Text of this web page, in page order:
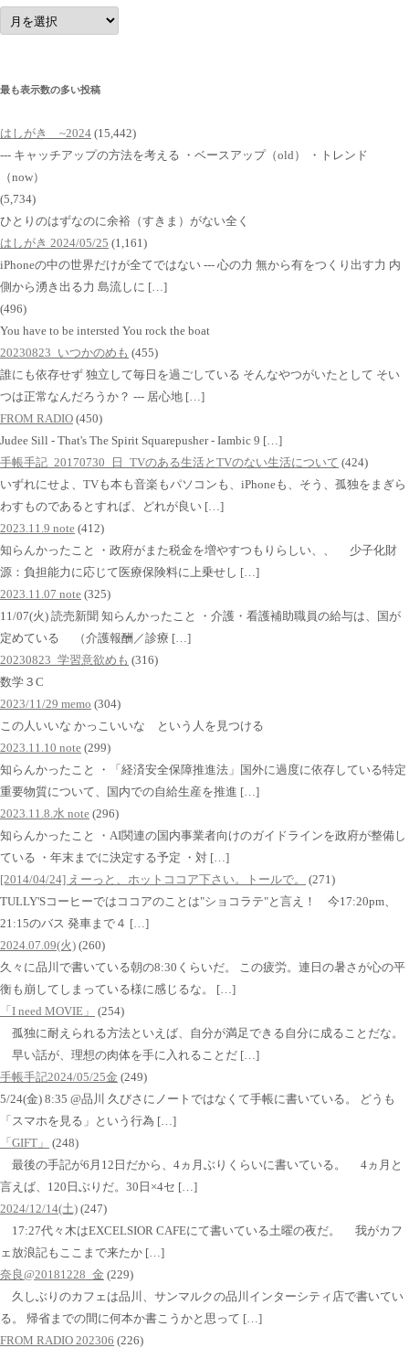
ア
イ
ブ
最も表示数の多い投稿
はしがき ~2024 (15,442)
--- キャッチアップの方法を考える ・ベースアップ（old） ・トレンド
（now）
(5,734)
ひとりのはずなのに余裕（すきま）がない全く
はしがき 2024/05/25 (1,161)
iPhoneの中の世界だけが全てではない --- 心の力 無から有をつくり出す力 内
側から湧き出る力 島流しに […]
(496)
You have to be intersted You rock the boat
20230823_いつかのめも (455)
誰にも依存せず 独立して毎日を過ごしている そんなやつがいたとして そい
つは正常なんだろうか？ --- 居心地 […]
FROM RADIO (450)
Judee Sill - That's The Spirit Squarepusher - Iambic 9 […]
手帳手記_20170730_日_TVのある生活とTVのない生活について (424)
いずれにせよ、TVも本も音楽もパソコンも、iPhoneも、そう、孤独をまぎら
わすものであるとすれば、どれが良い […]
2023.11.9 note (412)
知らんかったこと ・政府がまた税金を増やすつもりらしい、、 少子化財
源：負担能力に応じて医療保険料に上乗せし […]
2023.11.07 note (325)
11/07(火) 読売新聞 知らんかったこと ・介護・看護補助職員の給与は、国が
定めている （介護報酬／診療 […]
20230823_学習意欲めも (316)
数学３C
2023/11/29 memo (304)
この人いいな かっこいいな という人を見つける
2023.11.10 note (299)
知らんかったこと ・「経済安全保障推進法」国外に過度に依存している特定
重要物質について、国内での自給生産を推進 […]
2023.11.8.水 note (296)
知らんかったこと ・AI関連の国内事業者向けのガイドラインを政府が整備し
ている ・年末までに決定する予定 ・対 […]
[2014/04/24] えーっと、ホットココア下さい。トールで。
(271)
TULLY'Sコーヒーではココアのことは"ショコラテ"と言え！ 今17:20pm、
21:15のバス 発車まで４ […]
2024.07.09(火) (260)
久々に品川で書いている朝の8:30くらいだ。 この疲労。連日の暑さが心の平
衡も崩してしまっている様に感じるな。 […]
「I need MOVIE」
(254)
孤独に耐えられる方法といえば、自分が満足できる自分に成ることだな。
早い話が、理想の肉体を手に入れることだ […]
手帳手記2024/05/25金 (249)
5/24(金) 8:35 @品川 久びさにノートではなくて手帳に書いている。 どうも
「スマホを見る」という行為 […]
「GIFT」
(248)
最後の手記が6月12日だから、4ヵ月ぶりくらいに書いている。 4ヵ月と
言えば、120日ぶりだ。30日×4セ […]
2024/12/14(土) (247)
17:27代々木はEXCELSIOR CAFEにて書いている土曜の夜だ。 我がカフ
ェ放浪記もここまで来たか […]
奈良@20181228_金 (229)
久しぶりのカフェは品川、サンマルクの品川インターシティ店で書いてい
る。 帰省までの間に何本か書こうかと思って […]
FROM RADIO 202306 (226)